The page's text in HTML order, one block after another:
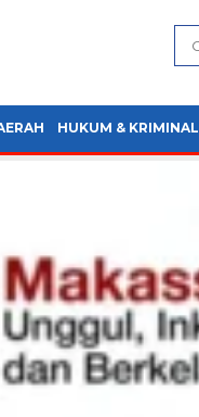
HUKUM & KRIMINAL